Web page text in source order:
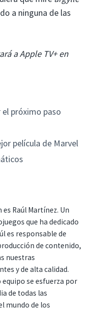
a ninguna de las
a Apple TV+ en
próximo paso
película de Marvel
Raúl Martínez. Un
que ha dedicado
es responsable de
de contenido,
nuestras
y de alta calidad.
se esfuerza por
de todas las
mundo de los